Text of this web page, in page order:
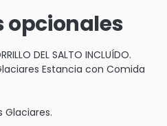
opcionales
DEL SALTO INCLUÍDO.
Estancia con Comida
Glaciares.